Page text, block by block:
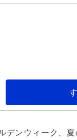
デンウィーク、